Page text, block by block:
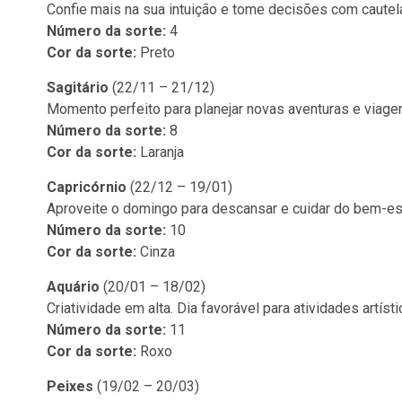
Confie mais na sua intuição e tome decisões com
Número da sorte: 4
Cor da sorte: Preto
Sagitário (22/11 – 21/12)
Momento perfeito para planejar novas aventuras e
Número da sorte: 8
Cor da sorte: Laranja
Capricórnio (22/12 – 19/01)
Aproveite o domingo para descansar e cuidar do bem-
Número da sorte: 10
Cor da sorte: Cinza
Aquário (20/01 – 18/02)
Criatividade em alta. Dia favorável para atividades
Número da sorte: 11
Cor da sorte: Roxo
Peixes (19/02 – 20/03)